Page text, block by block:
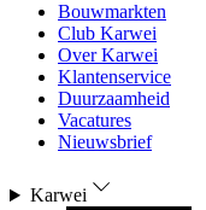
Bouwmarkten
Club Karwei
Over Karwei
Klantenservice
Duurzaamheid
Vacatures
Nieuwsbrief
Karwei